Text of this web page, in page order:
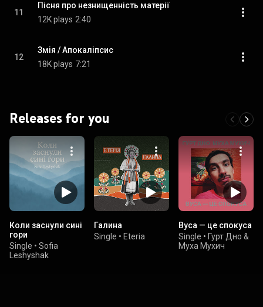
11
Пісня про незнищенність матерії
12K plays 2:40
12
Змія / Апокаліпсис
18K plays 7:21
Releases for you
Коли заснули сині
гори
Single • Sofia
Leshyshak
Галина
Single • Eteria
Вуса — це спокуса
Single • Гурт Дно &
Муха Мухич